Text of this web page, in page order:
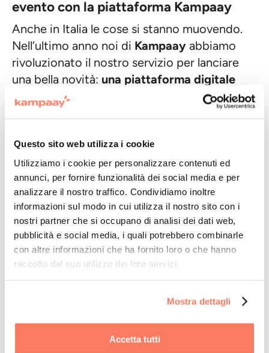
Questo sito web utilizza i cookie
Utilizziamo i cookie per personalizzare contenuti ed
annunci, per fornire funzionalità dei social media e per
analizzare il nostro traffico. Condividiamo inoltre
informazioni sul modo in cui utilizza il nostro sito con i
nostri partner che si occupano di analisi dei dati web,
pubblicità e social media, i quali potrebbero combinarle
con altre informazioni che ha fornito loro o che hanno
raccolto dal suo utilizzo dei loro servizi.
Mostra dettagli
Accetta tutti
evento con la piattaforma Kampaay
Anche in Italia le cose si stanno muovendo.
Nell’ultimo anno noi di Kampaay abbiamo
rivoluzionato il nostro servizio per lanciare
una bella novità: una piattaforma digitale
per facilitare l’organizzazione degli eventi
evento inizia quando si inizia a pensare ai
dettagli: Kampaay permette dicreare il
proprio evento in modo facile ed intuitivo
immediato e automatico,semplificando
sia l’attivazione dei fornitori e che la
composizione dei servizi - il tutto da una
piattaforma che dà completa autonomia a
chi organizza l’evento.
Vuoi sapere di più sulla piattaforma? Contattaci